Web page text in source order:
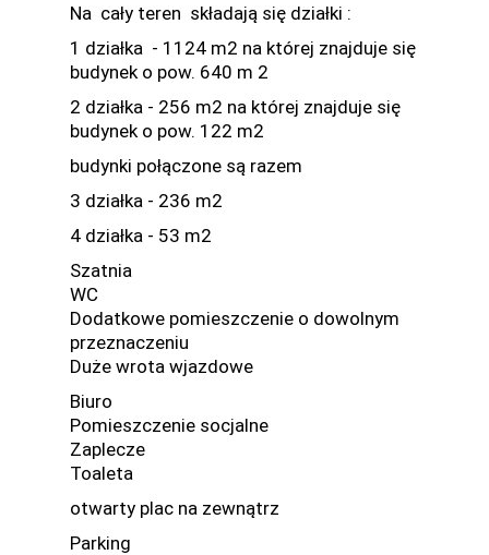
Na cały teren składają się działki :
1 działka - 1124 m2 na której znajduje się
budynek o pow. 640 m 2
2 działka - 256 m2 na której znajduje się
budynek o pow. 122 m2
budynki połączone są razem
3 działka - 236 m2
4 działka - 53 m2
Szatnia
WC
Dodatkowe pomieszczenie o dowolnym
przeznaczeniu
Duże wrota wjazdowe
Biuro
Pomieszczenie socjalne
Zaplecze
Toaleta
otwarty plac na zewnątrz
Parking